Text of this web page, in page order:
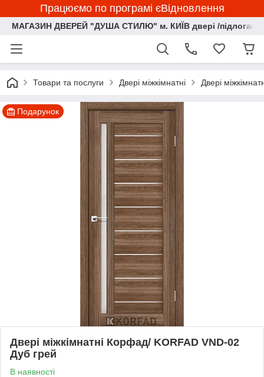
Працюємо по програмі єВідновлення
МАГАЗИН ДВЕРЕЙ "ДУША СТИЛЮ" м. КИЇВ двері /підлога/
Товари та послуги Двері міжкімнатні Двері
Подарунок
Двері міжкімнатні Корфад/ KORFAD VND-02
Дуб грей
В наявності